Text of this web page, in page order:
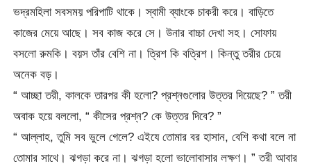
ভদ্রমহিলা সবসময় পরিপাটি থাকে। স্বামী ব্যাংকে চাকরী করে। বাড়িতে
কাজের মেয়ে আছে। সব কাজ করে সে। উনার বাচ্চা দেখা সহ। সোফায়
বসলো রুমকি। বয়স তাঁর বেশি না। ত্রিশ কি বত্রিশ। কিন্তু তরীর চেয়ে
অনেক বড়।
“ আচ্ছা তরী, কালকে তারপর কী হলো? প্রশ্নগুলোর উত্তর দিয়েছে? ” তরী
অবাক হয়ে বললো, “ কীসের প্রশ্ন? কে উত্তর দিবে? ”
“ আল্লাহ, তুমি সব ভুলে গেলে? এইযে তোমার বর হাসান, বেশি কথা বলে না
তোমার সাথে। ঝগড়া করে না। ঝগড়া হলো ভালোবাসার লক্ষণ। ” তরী আবার